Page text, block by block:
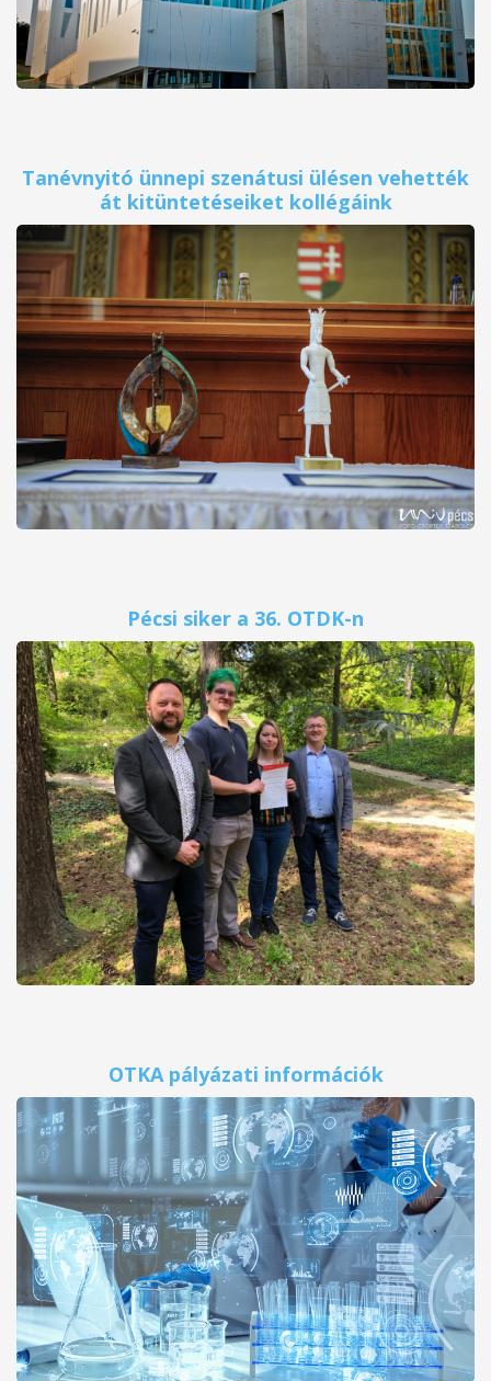
Tanévnyitó ünnepi szenátusi ülésen vehették
át kitüntetéseiket kollégáink
Pécsi siker a 36. OTDK-n
OTKA pályázati információk